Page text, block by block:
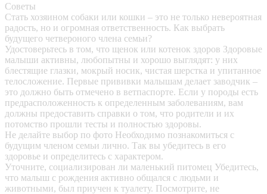
Советы
Стать хозяином собаки или кошки – это не только невероятная
радость, но и огромная ответственность. Как выбрать
будущего четвероного члена семьи?
Удостоверьтесь в том, что щенок или котенок здоров Здоровые
малыши активны, любопытны и хорошо выглядят: у них
блестящие глазки, мокрый носик, чистая шерстка и упитанное
телосложение. Первые прививки малышам делает заводчик –
это должно быть отмечено в ветпаспорте. Если у породы есть
предрасположенность к определенным заболеваниям, вам
должны предоставить справки о том, что родители и их
потомство прошли тесты и полностью здоровы.
Не делайте выбор по фото Необходимо познакомиться с
будущим членом семьи лично. Так вы убедитесь в его
здоровье и определитесь с характером.
Уточните, социализирован ли маленький питомец Убедитесь,
что малыш с рождения активно общался с людьми и
животными, был приучен к туалету. Посмотрите, не